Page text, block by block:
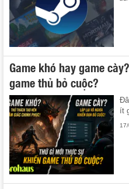
Game khó hay game
game thủ bỏ cuộc?
ít